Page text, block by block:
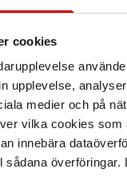
cookies
upplevelse,
medier och på
vilka cookies
innebära